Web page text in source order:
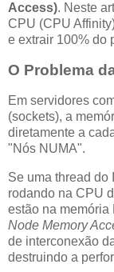
Access). Neste
CPU (CPU
e extrair 100% do
O Problema
Em servidores
(sockets), a
diretamente a
"Nós NUMA".
Se uma thread do
rodando na CPU
estão na memória
Node Memory
de interconexão
destruindo a